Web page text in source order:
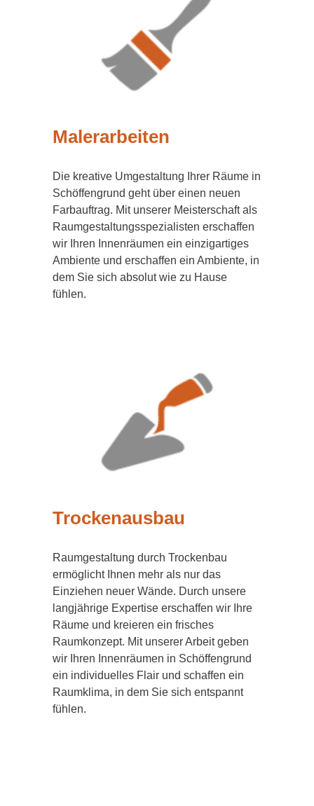
Malerarbeiten
Die kreative Umgestaltung Ihrer Räume in
Schöffengrund geht über einen neuen
Farbauftrag. Mit unserer Meisterschaft als
Raumgestaltungsspezialisten erschaffen
wir Ihren Innenräumen ein einzigartiges
Ambiente und erschaffen ein Ambiente, in
dem Sie sich absolut wie zu Hause
fühlen.
Trockenausbau
Raumgestaltung durch Trockenbau
ermöglicht Ihnen mehr als nur das
Einziehen neuer Wände. Durch unsere
langjährige Expertise erschaffen wir Ihre
Räume und kreieren ein frisches
Raumkonzept. Mit unserer Arbeit geben
wir Ihren Innenräumen in Schöffengrund
ein individuelles Flair und schaffen ein
Raumklima, in dem Sie sich entspannt
fühlen.